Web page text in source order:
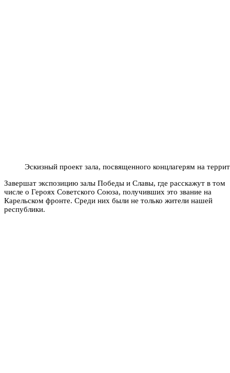
Эскизный проект зала, посвященного концлагерям на
Завершат экспозицию залы Победы и Славы, где расскажут в том
числе о Героях Советского Союза, получивших это звание на
Карельском фронте. Среди них были не только жители нашей
республики.